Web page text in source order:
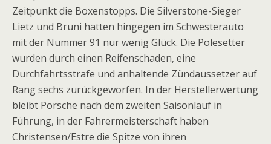
Zeitpunkt die Boxenstopps. Die Silverstone-Sieger
Lietz und Bruni hatten hingegen im Schwesterauto
mit der Nummer 91 nur wenig Glück. Die Polesetter
wurden durch einen Reifenschaden, eine
Durchfahrtsstrafe und anhaltende Zündaussetzer auf
Rang sechs zurückgeworfen. In der Herstellerwertung
bleibt Porsche nach dem zweiten Saisonlauf in
Führung, in der Fahrermeisterschaft haben
Christensen/Estre die Spitze von ihren